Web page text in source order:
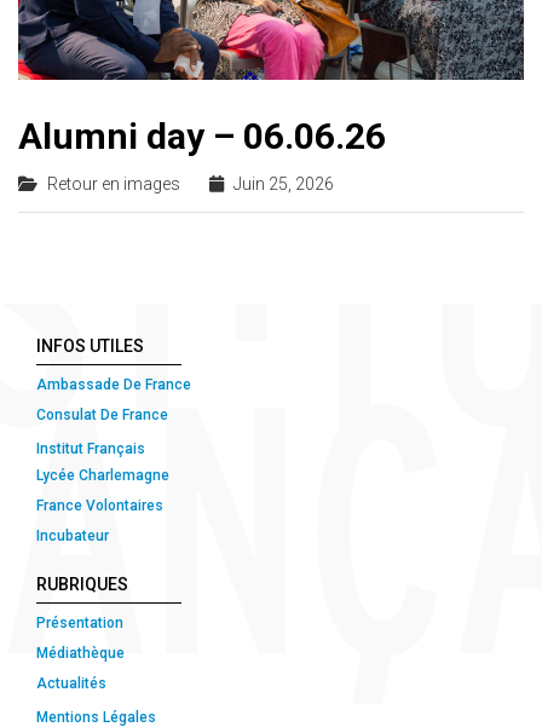
Alumni day – 06.06.26
Retour en images Juin 25, 2026
INFOS UTILES
Ambassade De France
Consulat De France
Institut Français
Lycée Charlemagne
France Volontaires
Incubateur
RUBRIQUES
Présentation
Médiathèque
Actualités
Mentions Légales